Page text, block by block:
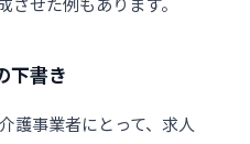
下書き
護事業者にとって、求人